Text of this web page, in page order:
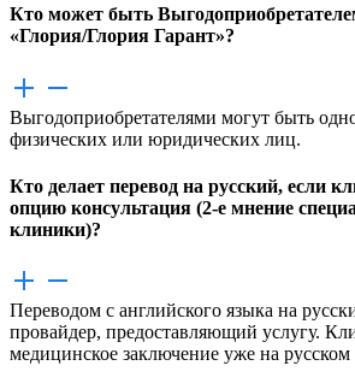
Кто может быть
«Глория/Глория Гарант»?
Выгодоприобретателями могут быть
физических или юридических лиц.
Кто делает перевод на русский, если
опцию консультация (2-е мнение
клиники)?
Переводом с английского языка на
провайдер, предоставляющий услугу.
медицинское заключение уже на русском